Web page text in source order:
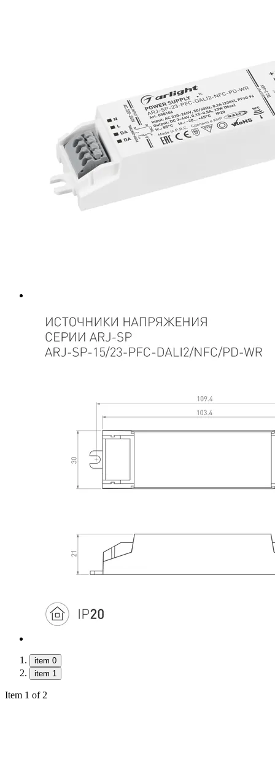
item 0
item 1
Item 1 of 2